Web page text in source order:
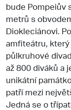
bude Pompeiův
metrů s
Diokleciánovi.
amfiteátru,
půlkruhové
až 800 diváků a
unikátní
patří mezi
Jedná se o